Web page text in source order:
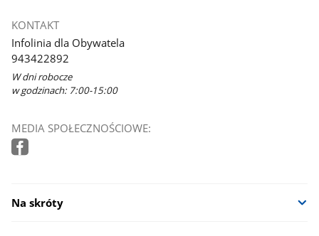
KONTAKT
Infolinia dla Obywatela
943422892
W dni robocze
w godzinach: 7:00-15:00
MEDIA SPOŁECZNOŚCIOWE:
Na skróty